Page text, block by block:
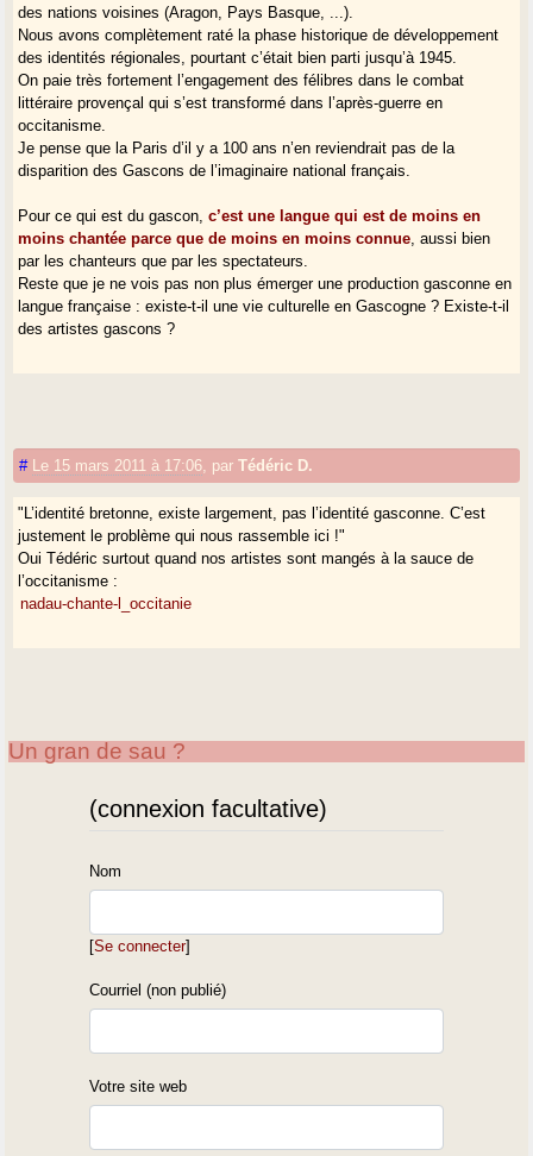
des nations voisines (Aragon, Pays Basque, ...).
Nous avons complètement raté la phase historique de développement
des identités régionales, pourtant c’était bien parti jusqu’à 1945.
On paie très fortement l’engagement des félibres dans le combat
littéraire provençal qui s’est transformé dans l’après-guerre en
occitanisme.
Je pense que la Paris d’il y a 100 ans n’en reviendrait pas de la
disparition des Gascons de l’imaginaire national français.
Pour ce qui est du gascon,c’est une langue qui est de moins en
moins chantée parce que de moins en moins connue , aussi bien
par les chanteurs que par les spectateurs.
Reste que je ne vois pas non plus émerger une production gasconne en
langue française : existe-t-il une vie culturelle en Gascogne ? Existe-t-il
des artistes gascons ?
# Le 15 mars 2011 à 17:06 parTédéric D.
"L’identité bretonne, existe largement, pas l’identité gasconne. C’est
justement le problème qui nous rassemble ici !"
Oui Tédéric surtout quand nos artistes sont mangés à la sauce de
l’occitanisme :
nadau-chante-l_occitanie
Un gran de sau ?
(connexion facultative)
Nom
[Se connecter]
Courriel (non publié)
Votre site web